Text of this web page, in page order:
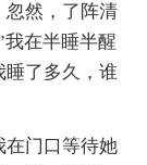
忽然，了阵清
在半睡半醒
睡了多久，谁
在门口等待她